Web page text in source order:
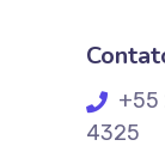
+55
4325